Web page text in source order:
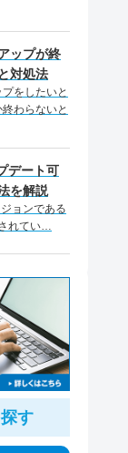
ップが終
対処法
をしたいと
わらないと
デート可
を解説
ョンである
れてい…
す